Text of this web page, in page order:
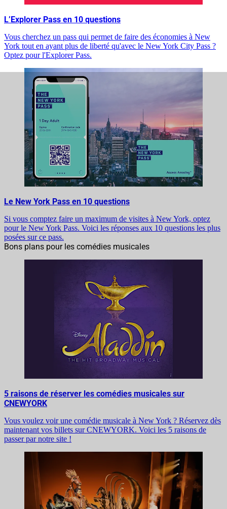
L’Explorer Pass en 10 questions
Vous cherchez un pass qui permet de faire des économies à New
York tout en ayant plus de liberté qu'avec le New York City Pass ?
Optez pour l'Explorer Pass.
Le New York Pass en 10 questions
Si vous comptez faire un maximum de visites à New York, optez
pour le New York Pass. Voici les réponses aux 10 questions les plus
posées sur ce pass.
Bons plans pour les comédies musicales
5 raisons de réserver les comédies musicales sur
CNEWYORK
Vous voulez voir une comédie musicale à New York ? Réservez dès
maintenant vos billets sur CNEWYORK. Voici les 5 raisons de
passer par notre site !